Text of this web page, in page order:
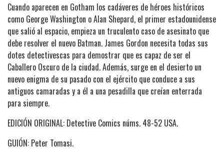
Cuando aparecen en Gotham los cadáveres de héroes históricos
como George Washington o Alan Shepard, el primer estadounidense
que salió al espacio, empieza un truculento caso de asesinato que
debe resolver el nuevo Batman. James Gordon necesita todas sus
dotes detectivescas para demostrar que es capaz de ser el
Caballero Oscuro de la ciudad. Además, surge en el desierto un
nuevo enigma de su pasado con el ejército que conduce a sus
antiguos camaradas y a él a una pesadilla que creían enterrada
para siempre.
EDICIÓN ORIGINAL: Detective Comics núms. 48-52 USA.
GUIÓN: Peter Tomasi.